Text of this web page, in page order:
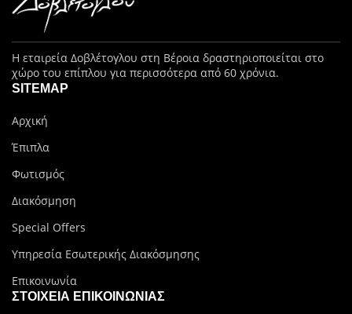
Η εταιρεία Δοβλέτογλου στη Βέροια δραστηριοποιείται στο
χώρο του επίπλου για περισσότερα από 60 χρόνια.
SITEMAP
Αρχική
Έπιπλα
Φωτισμός
Διακόσμηση
Special Offers
Υπηρεσία Εσωτερικής Διακόσμησης
Επικοινωνία
ΣΤΟΙΧΕΊΑ ΕΠΙΚΟΙΝΩΝΊΑΣ